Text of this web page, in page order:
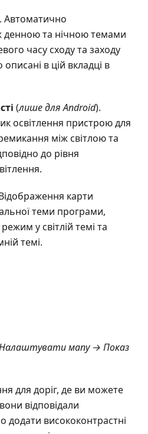
. Автоматично
денною та нічною темами
часу сходу та заходу
в цій вкладці в
(лише для Android).
освітлення пристрою для
між світлою та
до рівня
карти
теми програми,
у світлій темі та
темі.
мапу → Показ
для доріг, де ви можете
відповідали
додати висококонтрастні